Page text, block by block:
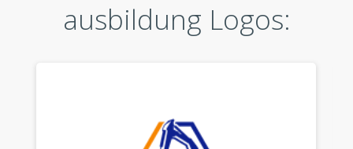
ausbildung Logos: